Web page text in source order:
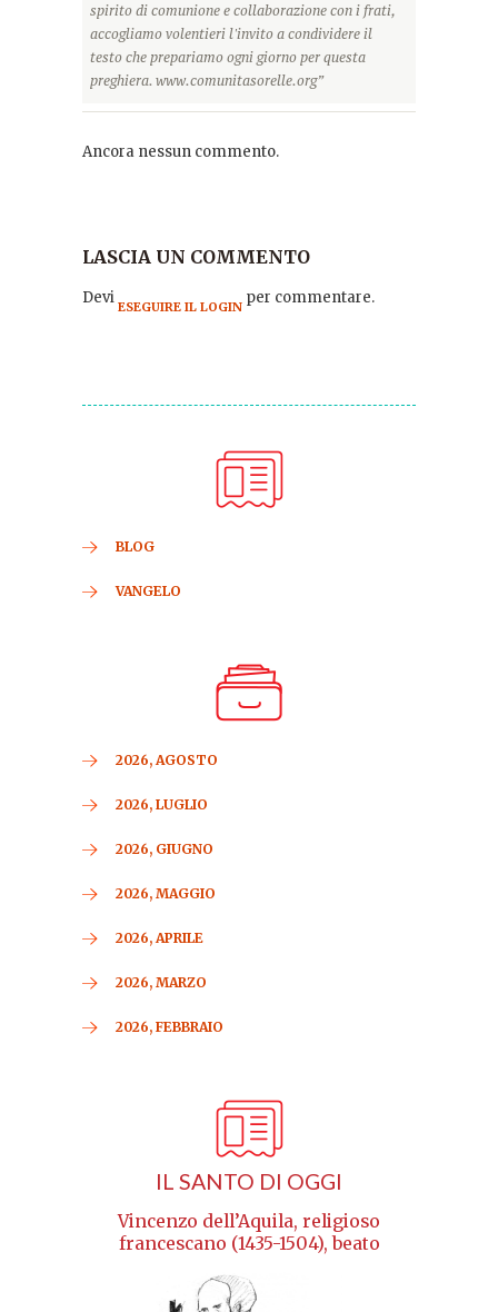
spirito di comunione e collaborazione con i frati,
accogliamo volentieri l'invito a condividere il
testo che prepariamo ogni giorno per questa
preghiera. www.comunitasorelle.org”
Ancora nessun commento.
LASCIA UN COMMENTO
Devi ESEGUIRE IL LOGIN per commentare.
BLOG
VANGELO
2026, AGOSTO
2026, LUGLIO
2026, GIUGNO
2026, MAGGIO
2026, APRILE
2026, MARZO
2026, FEBBRAIO
IL SANTO DI OGGI
Vincenzo dell’Aquila, religioso
francescano (1435-1504), beato